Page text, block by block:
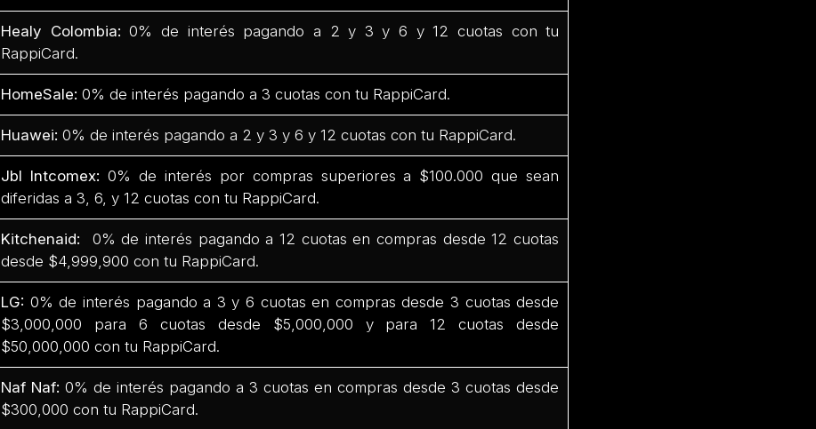
Healy Colombia:0% de interés pagando a 2 y 3 y 6 y 12 cuotas con tu
RappiCard.
HomeSale:0% de interés pagando a 3 cuotas con tu RappiCard.
Huawei:0% de interés pagando a 2 y 3 y 6 y 12 cuotas con tu RappiCard.
Jbl Intcomex: 0% de interés por compras superiores a $100.000 que sean
diferidas a 3, 6, y 12 cuotas con tu RappiCard.
Kitchenaid: 0% de interés pagando a 12 cuotas en compras desde 12 cuotas
desde $4,999,900 con tu RappiCard.
LG: 0% de interés pagando a 3 y 6 cuotas en compras desde 3 cuotas desde
$3,000,000 para 6 cuotas desde $5,000,000 y para 12 cuotas desde
$50,000,000 con tu RappiCard.
Naf Naf:0% de interés pagando a 3 cuotas en compras desde 3 cuotas desde
$300,000 con tu RappiCard.